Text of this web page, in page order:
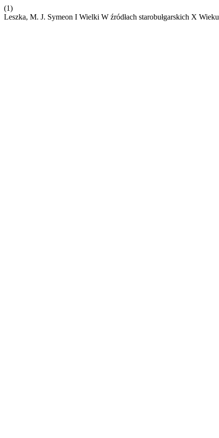
(1)
Leszka, M. J. Symeon I Wielki W źródłach starobułgarskich X